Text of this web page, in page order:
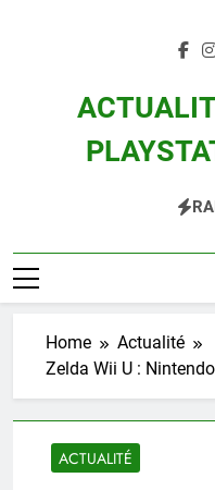
Zelda,
Home
Actualité
Zelda Wii U :
ACTUALITÉ